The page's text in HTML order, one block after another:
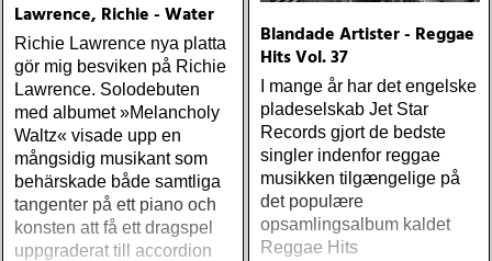
Lawrence, Richie - Water
Richie Lawrence nya platta
gör mig besviken på Richie
Lawrence. Solodebuten
med albumet »Melancholy
Waltz« visade upp en
mångsidig musikant som
behärskade både samtliga
tangenter på ett piano och
konsten att få ett dragspel
uppgraderat till accordion
Blandade Artister - Reggae
Hits Vol. 37
I mange år har det engelske
pladeselskab Jet Star
Records gjort de bedste
singler indenfor reggae
musikken tilgængelige på
det populære
opsamlingsalbum kaldet
Reggae Hits